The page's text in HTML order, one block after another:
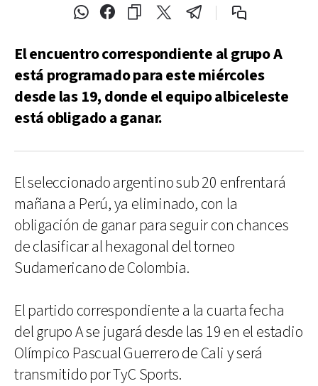
El encuentro correspondiente al grupo A
está programado para este miércoles
desde las 19, donde el equipo albiceleste
está obligado a ganar.
El seleccionado argentino sub 20 enfrentará
mañana a Perú, ya eliminado, con la
obligación de ganar para seguir con chances
de clasificar al hexagonal del torneo
Sudamericano de Colombia.
El partido correspondiente a la cuarta fecha
del grupo A se jugará desde las 19 en el estadio
Olímpico Pascual Guerrero de Cali y será
transmitido por TyC Sports.